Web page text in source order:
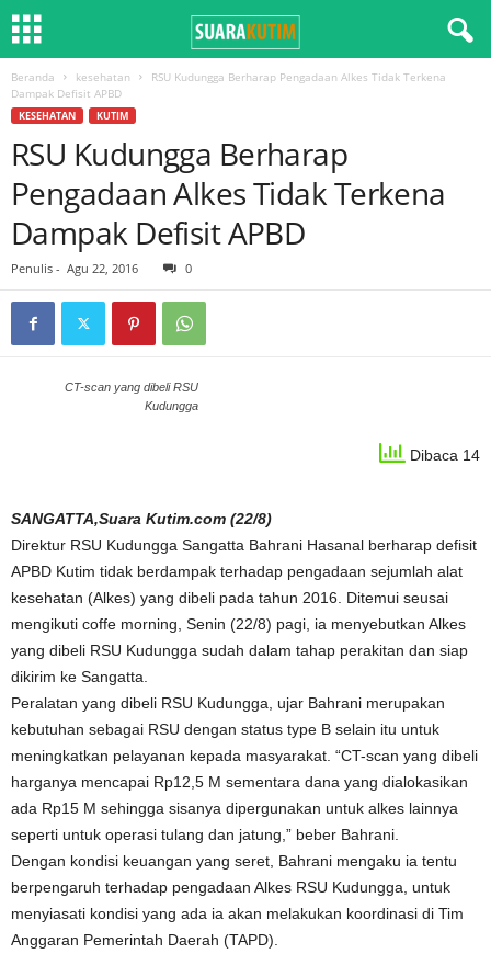
Beranda kesehatan
RSU Kudungga Berharap Pengadaan Alkes Tidak Terkena
Dampak Defisit APBD
KESEHATAN KUTIM
RSU Kudungga Berharap
Pengadaan Alkes Tidak Terkena
Dampak Defisit APBD
Penulis - Agu 22, 2016 0
CT-scan yang dibeli RSU
Kudungga
Dibaca 14
SANGATTA,Suara Kutim.com (22/8)
Direktur RSU Kudungga Sangatta Bahrani Hasanal berharap defisit
APBD Kutim tidak berdampak terhadap pengadaan sejumlah alat
kesehatan (Alkes) yang dibeli pada tahun 2016. Ditemui seusai
mengikuti coffe morning, Senin (22/8) pagi, ia menyebutkan Alkes
yang dibeli RSU Kudungga sudah dalam tahap perakitan dan siap
dikirim ke Sangatta.
Peralatan yang dibeli RSU Kudungga, ujar Bahrani merupakan
kebutuhan sebagai RSU dengan status type B selain itu untuk
meningkatkan pelayanan kepada masyarakat. “CT-scan yang dibeli
harganya mencapai Rp12,5 M sementara dana yang dialokasikan
ada Rp15 M sehingga sisanya dipergunakan untuk alkes lainnya
seperti untuk operasi tulang dan jatung,” beber Bahrani.
Dengan kondisi keuangan yang seret, Bahrani mengaku ia tentu
berpengaruh terhadap pengadaan Alkes RSU Kudungga, untuk
menyiasati kondisi yang ada ia akan melakukan koordinasi di Tim
Anggaran Pemerintah Daerah (TAPD).